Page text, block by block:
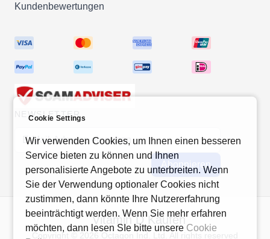
Kundenbewertungen
NEWSLETTER
Abonnieren
Vitamin D Kaufen
Copyright © 2026 Octagon Ind. Ltd. All rights reserved
Cookie Settings
Wir verwenden Cookies, um Ihnen einen besseren
Service bieten zu können und Ihnen
personalisierte Angebote zu unterbreiten. Wenn
Sie der Verwendung optionaler Cookies nicht
zustimmen, dann könnte Ihre Nutzererfahrung
beeinträchtigt werden. Wenn Sie mehr erfahren
möchten, dann lesen SIe bitte unsere Cookie